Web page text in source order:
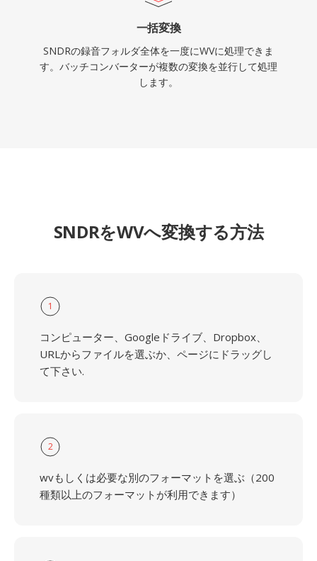
一括変換
SNDRの録音フォルダ全体を一度にWVに処理できま
す。バッチコンバーターが複数の変換を並行して処理
します。
SNDRをWVへ変換する方法
1
コンピューター、Googleドライブ、Dropbox、
URLからファイルを選ぶか、ページにドラッグし
て下さい.
2
wvもしくは必要な別のフォーマットを選ぶ（200
種類以上のフォーマットが利用できます）